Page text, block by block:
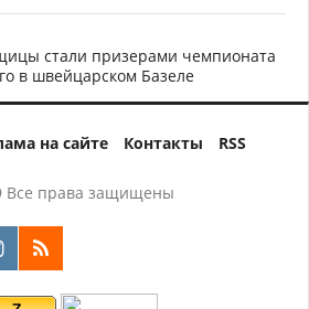
стали призерами чемпионата
в швейцарском Базеле
на сайте Контакты RSS
Все права защищены